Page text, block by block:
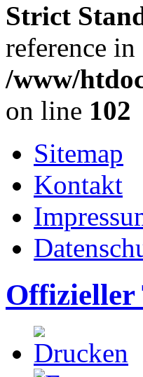
Strict
reference in
/www/
on line 102
Sitemap
Kontakt
Offizieller